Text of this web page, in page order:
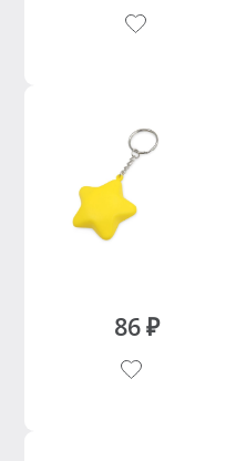
86 ₽